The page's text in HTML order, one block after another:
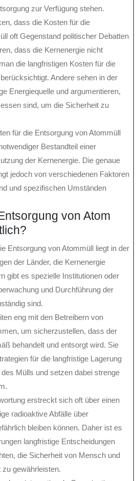
zur Verfügung stehen.
dass die Kosten für die
oft Gegenstand politischer Debatten
dass die Kernenergie nicht
die langfristigen Kosten für die
Andere sehen in der
Energiequelle und argumentieren,
sind, um die Sicherheit zu
für die Entsorgung von Atommüll
Bestandteil einer
der Kernenergie. Die genaue
jedoch von verschiedenen Faktoren
und spezifischen Umständen
von Atom
Entsorgung von Atommüll liegt in der
der Länder, die Kernenergie
gibt es spezielle Institutionen oder
und Durchführung der
sind.
eng mit den Betreibern von
um sicherzustellen, dass der
behandelt und entsorgt wird. Sie
für die langfristige Lagerung
Mülls und setzen dabei strenge
erstreckt sich oft über einen
radioaktive Abfälle über
bleiben können. Daher ist es
langfristige Entscheidungen
die Sicherheit von Mensch und
gewährleisten.